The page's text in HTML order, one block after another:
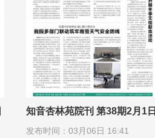
知音杏林苑院刊 第38期2月1日
发布时间：03月06日 16:41